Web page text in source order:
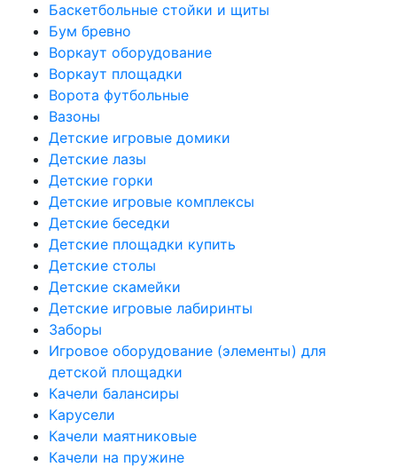
Баскетбольные стойки и щиты
Бум бревно
Воркаут оборудование
Воркаут площадки
Ворота футбольные
Вазоны
Детские игровые домики
Детские лазы
Детские горки
Детские игровые комплексы
Детские беседки
Детские площадки купить
Детские столы
Детские скамейки
Детские игровые лабиринты
Заборы
Игровое оборудование (элементы) для
детской площадки
Качели балансиры
Карусели
Качели маятниковые
Качели на пружине